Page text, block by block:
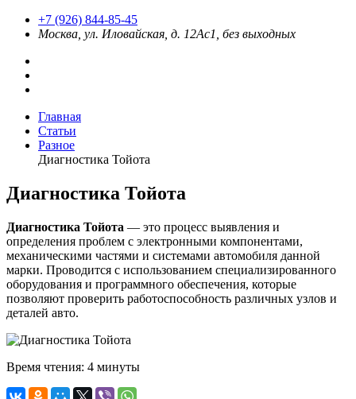
+7 (926) 844-85-45
Москва, ул. Иловайская, д. 12Ас1, без выходных
Главная
Статьи
Разное
Диагностика Тойота
Диагностика Тойота
Диагностика Тойота — это процесс выявления и
определения проблем с электронными компонентами,
механическими частями и системами автомобиля данной
марки. Проводится с использованием специализированного
оборудования и программного обеспечения, которые
позволяют проверить работоспособность различных узлов и
деталей авто.
Время чтения: 4 минуты